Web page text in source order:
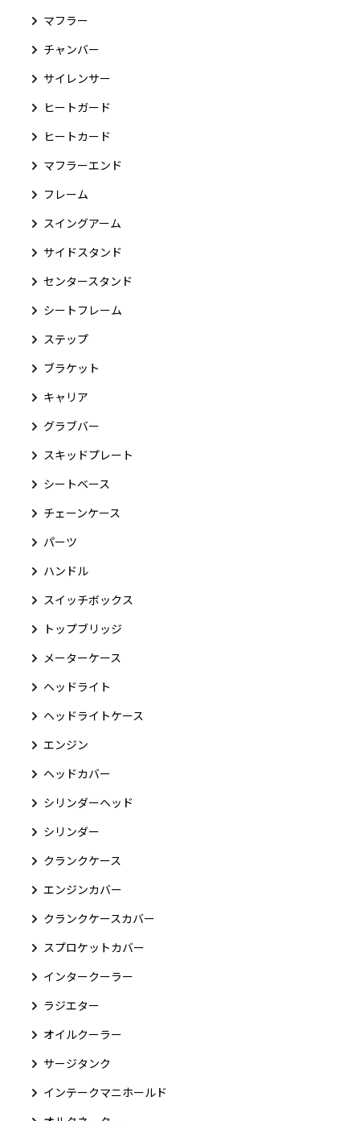
マフラー
チャンバー
サイレンサー
ヒートガード
ヒートカード
マフラーエンド
フレーム
スイングアーム
サイドスタンド
センタースタンド
シートフレーム
ステップ
ブラケット
キャリア
グラブバー
スキッドプレート
シートベース
チェーンケース
パーツ
ハンドル
スイッチボックス
トップブリッジ
メーターケース
ヘッドライト
ヘッドライトケース
エンジン
ヘッドカバー
シリンダーヘッド
シリンダー
クランクケース
エンジンカバー
クランクケースカバー
スプロケットカバー
インタークーラー
ラジエター
オイルクーラー
サージタンク
インテークマニホールド